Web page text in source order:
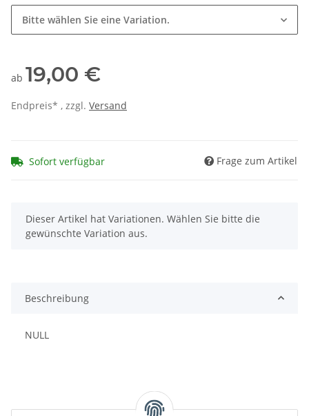
Bitte wählen Sie eine Variation.
ab 19,00 €
Endpreis* , zzgl. Versand
Sofort verfügbar Frage zum Artikel
x
Dieser Artikel hat Variationen. Wählen Sie bitte die
gewünschte Variation aus.
Beschreibung
NULL